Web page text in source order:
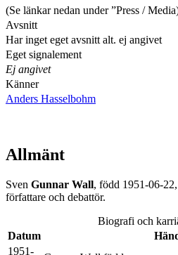
(Se länkar nedan under ”Press /
Avsnitt
Har inget eget avsnitt alt. ej angivet
Eget signalement
Ej angivet
Känner
Anders Hasselbohm
Allmänt
Sven Gunnar Wall, född 1951-06-
författare och debattör.
Biografi och
Datum
1951-